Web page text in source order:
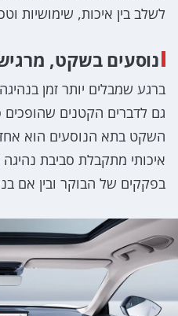
לשלב בין איכות, שימושיות
נוסעים בשקט,
ברגע שמבלים יותר זמן
גם לדברים הקטנים שהופכים
השקט בתא הנוסעים הוא
איכותי מתקבלת סביבת
בפקקים של הבוקר ובין אם